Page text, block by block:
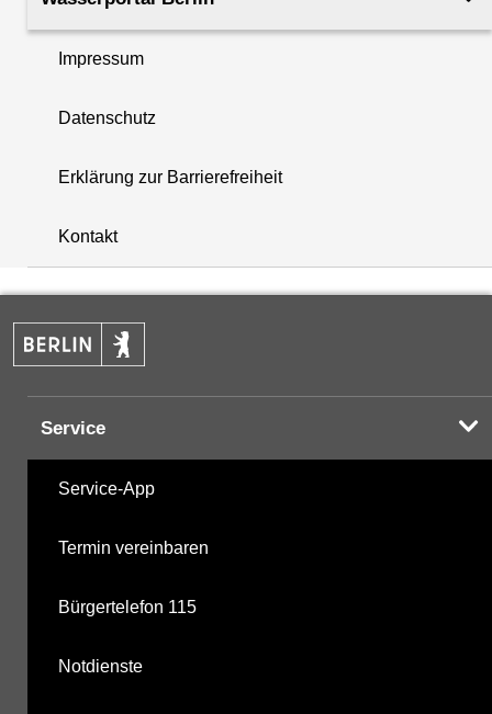
+
−
Impressum
Datenschutz
Erklärung zur Barrierefreiheit
Kontakt
Service
Service-App
Termin vereinbaren
Bürgertelefon 115
Notdienste